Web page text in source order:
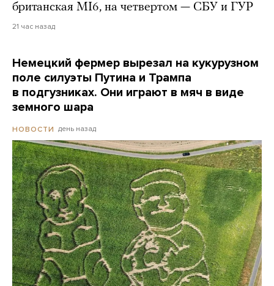
британская MI6, на четвертом — СБУ и ГУР
21 час назад
Немецкий фермер вырезал на кукурузном
поле силуэты Путина и Трампа
в подгузниках. Они играют в мяч в виде
земного шара
НОВОСТИ день назад